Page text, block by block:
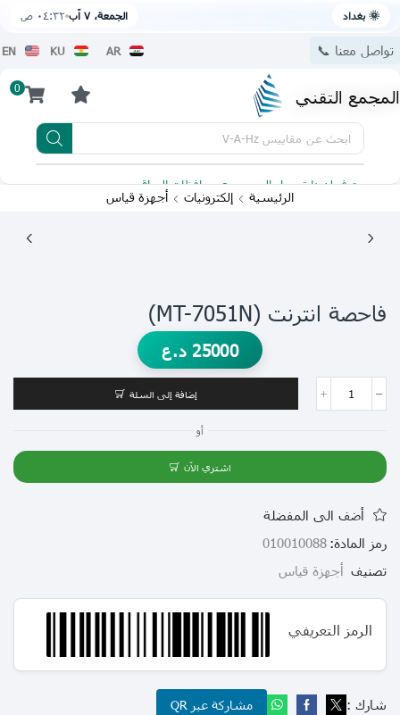
🌞 بغداد الجمعة، ٧ آب ٠٤:٣٢ ص
تواصل معنا 📞 AR
KU
EN
المجمع التقني 0
ابحث عن مقاييس V-A-Hz
يتوفر لدينا توصيل الى جميع محافظات العراق
الرئيسية إلكترونيات أجهزة قياس
فاحصة انترنت (MT-7051N)
25000 د.ع
إضافة إلى السلة
أو
اشتري الآن
أضف الى المفضلة
رمز المادة: 010010088
تصنيف أجهزة قياس
الرمز التعريفي
شارك : مشاركة عبر QR